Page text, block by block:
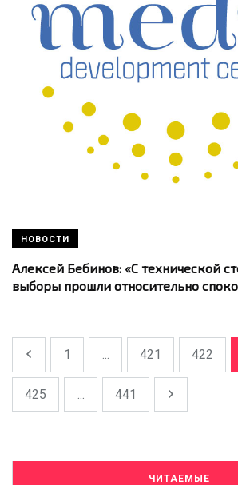
НОВОСТИ
Алексей Бебинов: «С технической
выборы прошли относительно
1 421 422
425 441
ЧИТАЕМЫЕ